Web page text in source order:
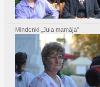
Mindenki „Jula mamája”